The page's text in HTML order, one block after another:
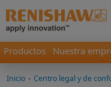
Productos Nuestra
Inicio - Centro legal y de